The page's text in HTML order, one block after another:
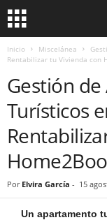
Inicio Miscelánea
Rentabilizar tu Vivienda con
Gestión
Turísticos
Por Elvira García - 15
Un apartamento